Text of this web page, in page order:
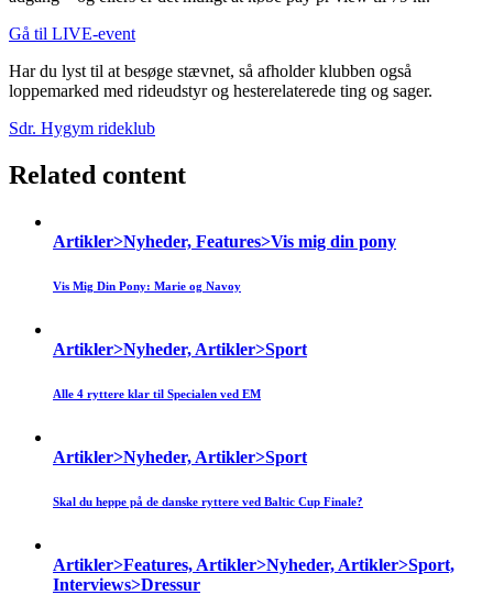
Gå til LIVE-event
Har du lyst til at besøge stævnet, så afholder klubben også
loppemarked med rideudstyr og hesterelaterede ting og sager.
Sdr. Hygym rideklub
Related content
Artikler>Nyheder, Features>Vis mig din pony
Vis Mig Din Pony: Marie og Navoy
Artikler>Nyheder, Artikler>Sport
Alle 4 ryttere klar til Specialen ved EM
Artikler>Nyheder, Artikler>Sport
Skal du heppe på de danske ryttere ved Baltic Cup Finale?
Artikler>Features, Artikler>Nyheder, Artikler>Sport,
Interviews>Dressur